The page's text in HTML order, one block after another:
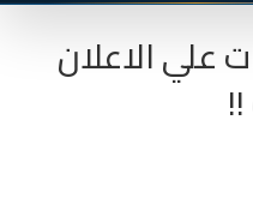
علي الاعلان